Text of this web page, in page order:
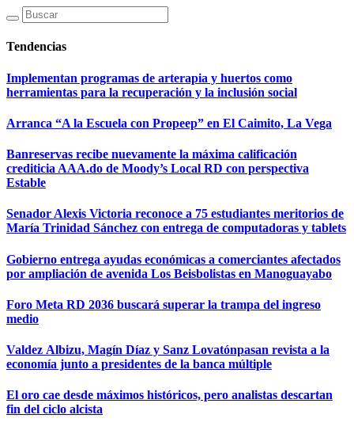
Tendencias
Implementan programas de arterapia y huertos como
herramientas para la recuperación y la inclusión social
Arranca “A la Escuela con Propeep” en El Caimito, La Vega
Banreservas recibe nuevamente la máxima calificación
crediticia AAA.do de Moody’s Local RD con perspectiva
Estable
Senador Alexis Victoria reconoce a 75 estudiantes meritorios de
María Trinidad Sánchez con entrega de computadoras y tablets
Gobierno entrega ayudas económicas a comerciantes afectados
por ampliación de avenida Los Beisbolistas en Manoguayabo
Foro Meta RD 2036 buscará superar la trampa del ingreso
medio
Valdez Albizu, Magín Díaz y Sanz Lovatónpasan revista a la
economía junto a presidentes de la banca múltiple
El oro cae desde máximos históricos, pero analistas descartan
fin del ciclo alcista